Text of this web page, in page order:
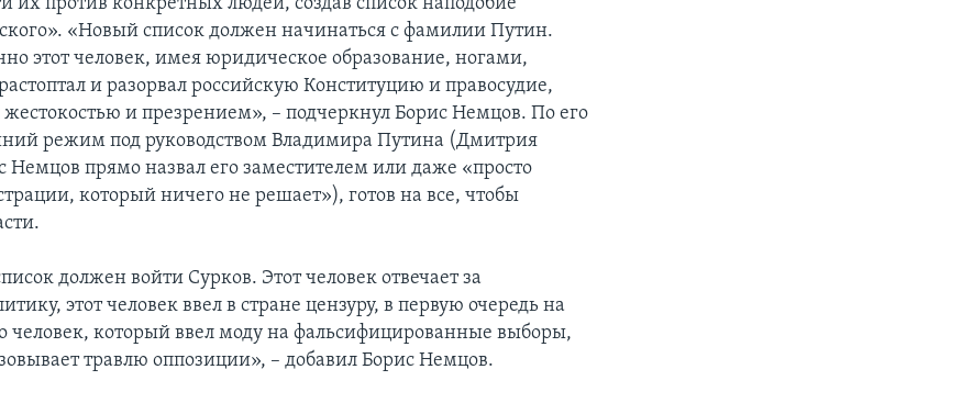
«Новый список должен начинаться с фамилии Путин.
этот человек, имея юридическое образование, ногами,
и разорвал российскую Конституцию и правосудие,
и презрением», – подчеркнул Борис Немцов. По его
режим под руководством Владимира Путина (Дмитрия
Немцов прямо назвал его заместителем или даже «просто
который ничего не решает»), готов на все, чтобы
должен войти Сурков. Этот человек отвечает за
этот человек ввел в стране цензуру, в первую очередь на
человек, который ввел моду на фальсифицированные выборы,
травлю оппозиции», – добавил Борис Немцов.